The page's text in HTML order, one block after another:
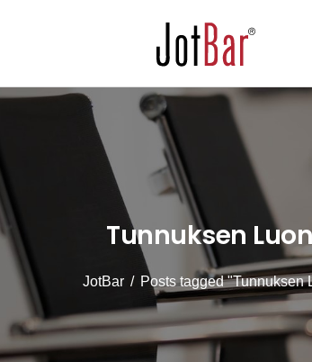
Tunnuksen
JotBar / Posts tagged"tunnuksen